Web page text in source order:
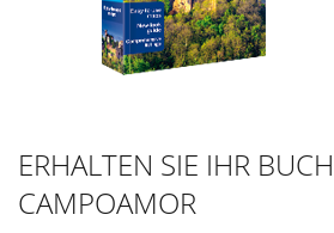
ERHALTEN SIE IHR
CAMPOAMOR